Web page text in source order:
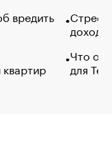
вредить
Что
для